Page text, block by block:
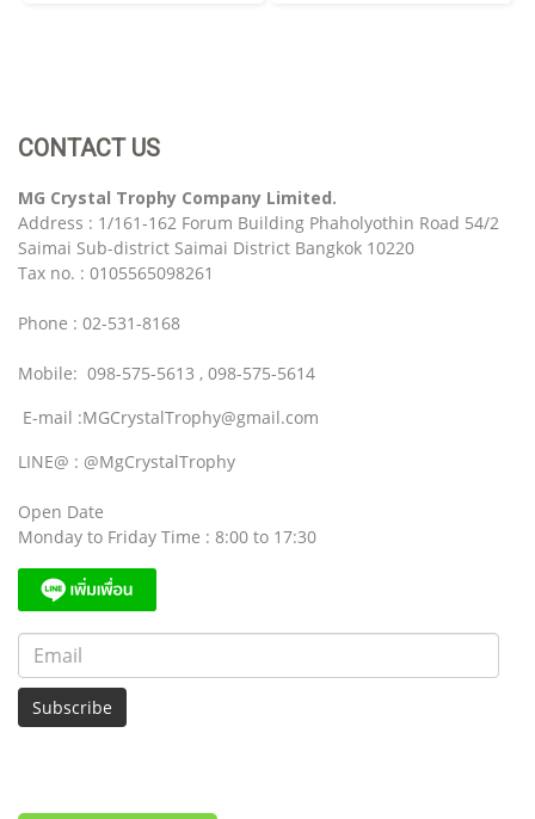
CONTACT US
MG Crystal Trophy Company Limited.
Address : 1/161-162 Forum Building Phaholyothin Road 54/2
Saimai Sub-district Saimai District Bangkok 10220
Tax no. : 0105565098261
Phone : 02-531-8168
Mobile: 098-575-5613 , 098-575-5614
E-mail :MGCrystalTrophy@gmail.com
LINE@ : @MgCrystalTrophy
Open Date
Monday to Friday Time : 8:00 to 17:30
Subscribe